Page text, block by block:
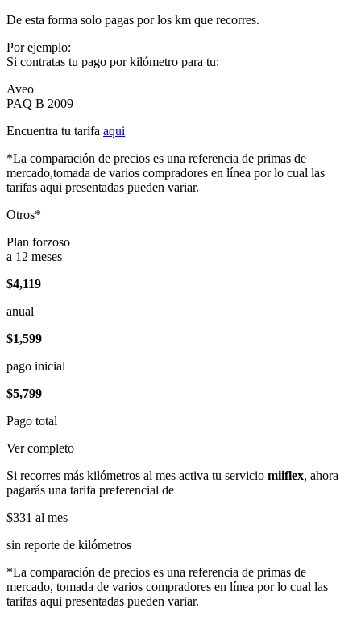
De esta forma solo pagas por los km que recorres.
Por ejemplo:
Si contratas tu pago por kilómetro para tu:
Aveo
PAQ B 2009
Encuentra tu tarifa aqui
*La comparación de precios es una referencia de primas de
mercado,tomada de varios compradores en línea por lo cual las
tarifas aqui presentadas pueden variar.
Otros*
Plan forzoso
a 12 meses
$4,119
anual
$1,599
pago inicial
$5,799
Pago total
Ver completo
Si recorres más kilómetros al mes activa tu servicio miiflex, ahora
pagarás una tarifa preferencial de
$331 al mes
sin reporte de kilómetros
*La comparación de precios es una referencia de primas de
mercado, tomada de varios compradores en línea por lo cual las
tarifas aqui presentadas pueden variar.